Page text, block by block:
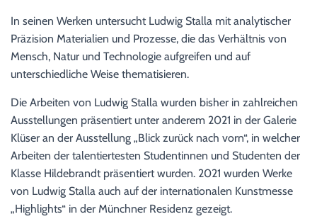
In seinen Werken untersucht Ludwig Stalla mit analytischer
Präzision Materialien und Prozesse, die das Verhältnis von
Mensch, Natur und Technologie aufgreifen und auf
unterschiedliche Weise thematisieren.
Die Arbeiten von Ludwig Stalla wurden bisher in zahlreichen
Ausstellungen präsentiert unter anderem 2021 in der Galerie
Klüser an der Ausstellung „Blick zurück nach vorn“, in welcher
Arbeiten der talentiertesten Studentinnen und Studenten der
Klasse Hildebrandt präsentiert wurden. 2021 wurden Werke
von Ludwig Stalla auch auf der internationalen Kunstmesse
„Highlights“ in der Münchner Residenz gezeigt.